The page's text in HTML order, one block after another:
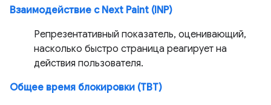
Взаимодействие с Next Paint (INP)
Репрезентативный показатель, оценивающий,
насколько быстро страница реагирует на
действия пользователя.
Общее время блокировки (TBT)